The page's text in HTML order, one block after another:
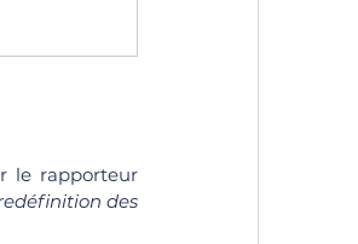
le rapporteur
des